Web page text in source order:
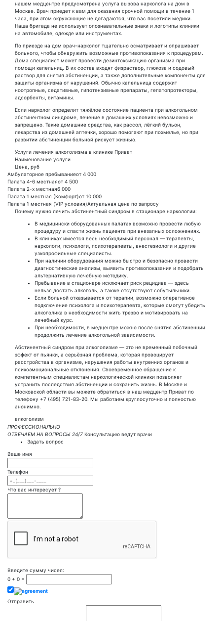
нашем медцентре предусмотрена услуга вызова нарколога на дом в
Москве. Врач приедет к вам для оказания срочной помощи в течение 1
часа, при этом окружающие не догадаются, что вас посетили медики.
Наша бригада не использует опознавательные знаки и логотипы клиники
на автомобиле, одежде или инструментах.
По приезде на дом врач-нарколог тщательно осматривает и опрашивает
больного, чтобы обнаружить возможные противопоказания к процедурам.
Дома специалист может провести дезинтоксикацию организма при
помощи капельниц. В их состав входят физраствор, глюкоза и содовый
раствор для снятия абстиненции, а также дополнительные компоненты для
защиты организма от нарушений. Обычно капельница содержит
ноотропные, седативные, гипотензивные препараты, гепатопротекторы,
адсорбенты, витамины.
Если нарколог определит тяжёлое состояние пациента при алкогольном
абстинентном синдроме, лечение в домашних условиях невозможно и
запрещено. Такие домашние средства, как рассол, лёгкий бульон,
лекарства из домашней аптечки, хорошо помогают при похмелье, но при
развитии абстиненции больной рискует жизнью.
Услуги лечения алкоголизма в клинике Приват
Наименование услуги
Цена, руб
Амбулаторное пребываниеот 4 000
Палата 4-6 местнаяот 4 500
Палата 2-х местная6 000
Палата 1 местная (Комфорт)от 10 000
Палата 1 местная (VIP условия)Актуальная цена по запросу
Почему нужно лечить абстинентный синдром в стационаре наркологии:
В медицински оборудованных палатах возможно провести любую
процедуру и спасти жизнь пациента при внезапных осложнениях.
В клиниках имеется весь необходимый персонал — терапевты,
наркологи, психологи, психотерапевты, анестезиологи и другие
узкопрофильные специалисты.
При наличии оборудования можно быстро и безопасно провести
диагностические анализы, выявить противопоказания и подобрать
альтернативную лечебную методику.
Пребывание в стационаре исключает риск рецидива — здесь
нельзя достать алкоголь, а также отсутствуют собутыльники.
Если больной отказывается от терапии, возможно оперативное
подключение психолога и психотерапевта, которые смогут убедить
алкоголика в необходимости жить трезво и мотивировать на
лечебный курс.
При необходимости, в медцентре можно после снятия абстиненции
продолжить лечение алкогольной зависимости.
Абстинентный синдром при алкоголизме — это не временный побочный
эффект от пьянки, а серьёзная проблема, которая провоцирует
расстройства в организме, нарушения работы внутренних органов и
психоэмоциональные отклонения. Своевременное обращение к
компетентным специалистам наркологической клиники позволяет
устранить последствия абстиненции и сохранить жизнь. В Москве и
Московской области вы можете обратиться в наш медцентр Приват по
телефону +7 (495) 721-83-20. Мы работаем круглосуточно и полностью
анонимно.
алкоголизм
ПРОФЕССИОНАЛЬНО
ОТВЕЧАЕМ НА ВОПРОСЫ 24/7 Консультацию ведут врачи
Задать вопрос
Ваше имя
Телефон
Что вас интересует ?
Введите сумму чисел:
0 + 0 =
Отправить